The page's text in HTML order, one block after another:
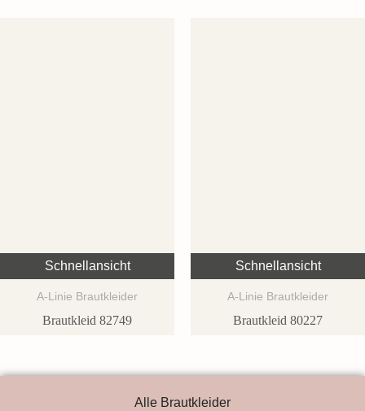
Schnellansicht
A-Linie Brautkleider
Brautkleid 82749
Schnellansicht
A-Linie Brautkleider
Brautkleid 80227
Alle Brautkleider